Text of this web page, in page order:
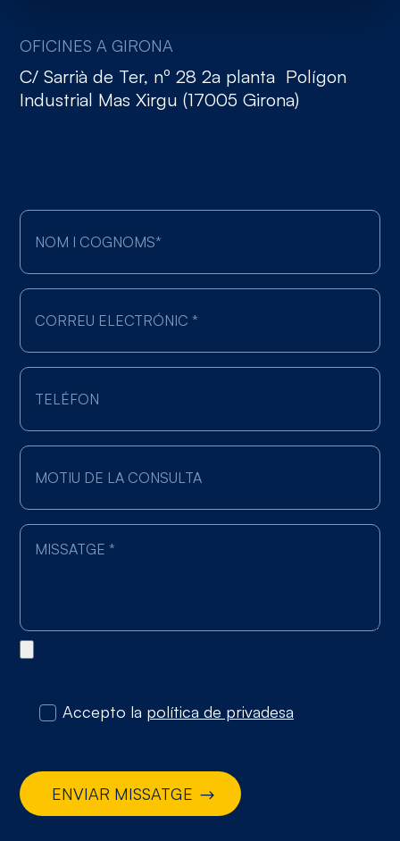
OFICINES A GIRONA
C/ Sarrià de Ter, nº 28 2a planta Polígon
Industrial Mas Xirgu (17005 Girona)
Accepto la política de privadesa
ENVIAR MISSATGE